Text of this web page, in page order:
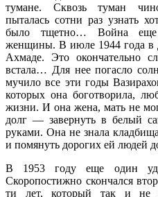
тумане. Сквозь туман
пыталась сотни раз узнать
было тщетно… Война еще
женщины. В июле 1944 года в
Ахмаде. Это окончательно
встала… Для нее погасло
мучило все эти годы
которых она боготворила,
жизни. И она жена, мать не
долг — завернуть в белый
руками. Она не знала
и помянуть дорогих ей людей
В 1953 году еще один
Скоропостижно скончался
ти лет, который так и не